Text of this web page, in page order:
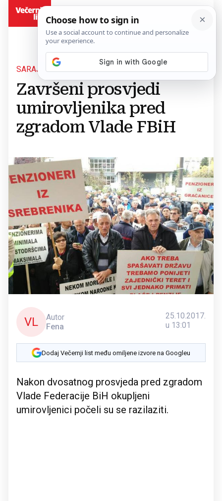
SARAJEVO
Završeni prosvjedi
umirovljenika pred
zgradom Vlade FBiH
VL
Autor
Fena
25.10.2017.
u 13:01
Dodaj Večernji list među omiljene izvore na Googleu
Nakon dvosatnog prosvjeda pred zgradom
Vlade Federacije BiH okupljeni
umirovljenici počeli su se razilaziti.